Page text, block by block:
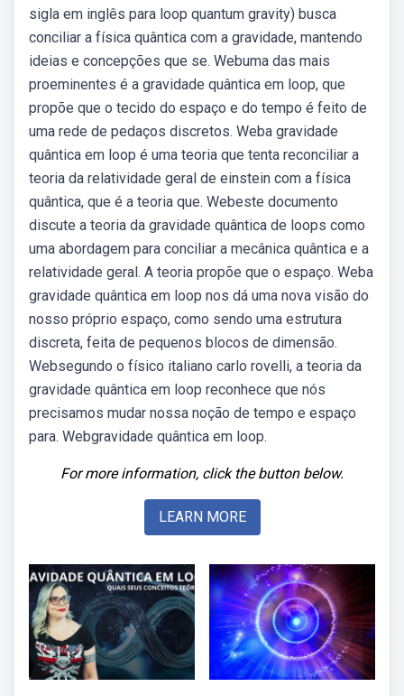
sigla em inglês para loop quantum gravity) busca
conciliar a física quântica com a gravidade, mantendo
ideias e concepções que se. Webuma das mais
proeminentes é a gravidade quântica em loop, que
propõe que o tecido do espaço e do tempo é feito de
uma rede de pedaços discretos. Weba gravidade
quântica em loop é uma teoria que tenta reconciliar a
teoria da relatividade geral de einstein com a física
quântica, que é a teoria que. Webeste documento
discute a teoria da gravidade quântica de loops como
uma abordagem para conciliar a mecânica quântica e a
relatividade geral. A teoria propõe que o espaço. Weba
gravidade quântica em loop nos dá uma nova visão do
nosso próprio espaço, como sendo uma estrutura
discreta, feita de pequenos blocos de dimensão.
Websegundo o físico italiano carlo rovelli, a teoria da
gravidade quântica em loop reconhece que nós
precisamos mudar nossa noção de tempo e espaço
para. Webgravidade quântica em loop.
For more information, click the button below.
LEARN MORE